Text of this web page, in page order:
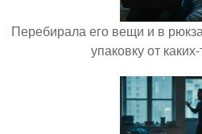
Перебирала его вещи и в
упаковку от